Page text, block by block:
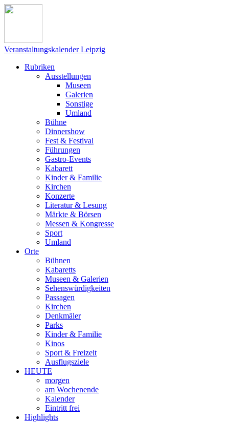
Veranstaltungskalender Leipzig
Rubriken
Ausstellungen
Museen
Galerien
Sonstige
Umland
Bühne
Dinnershow
Fest & Festival
Führungen
Gastro-Events
Kabarett
Kinder & Familie
Kirchen
Konzerte
Literatur & Lesung
Märkte & Börsen
Messen & Kongresse
Sport
Umland
Orte
Bühnen
Kabaretts
Museen & Galerien
Sehenswürdigkeiten
Passagen
Kirchen
Denkmäler
Parks
Kinder & Familie
Kinos
Sport & Freizeit
Ausflugsziele
HEUTE
morgen
am Wochenende
Kalender
Eintritt frei
Highlights